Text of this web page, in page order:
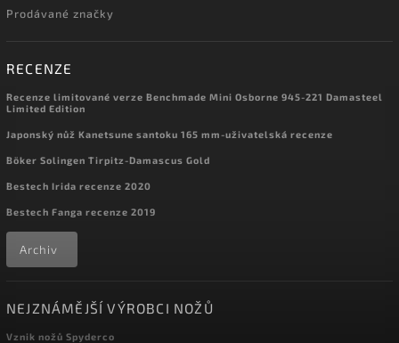
Prodávané značky
RECENZE
Recenze limitované verze Benchmade Mini Osborne 945-221 Damasteel
Limited Edition
Japonský nůž Kanetsune santoku 165 mm-uživatelská recenze
Böker Solingen Tirpitz-Damascus Gold
Bestech Irida recenze 2020
Bestech Fanga recenze 2019
Archiv
NEJZNÁMĚJŠÍ VÝROBCI NOŽŮ
Vznik nožů Spyderco